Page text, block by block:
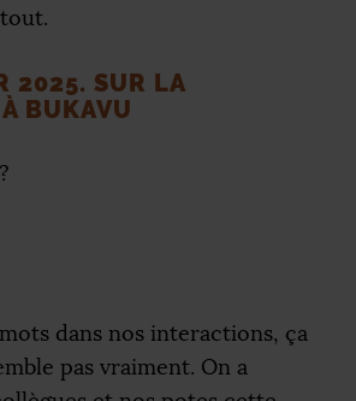
2025. SUR LA
BUKAVU
?
dans nos interactions, ça
pas vraiment. On a